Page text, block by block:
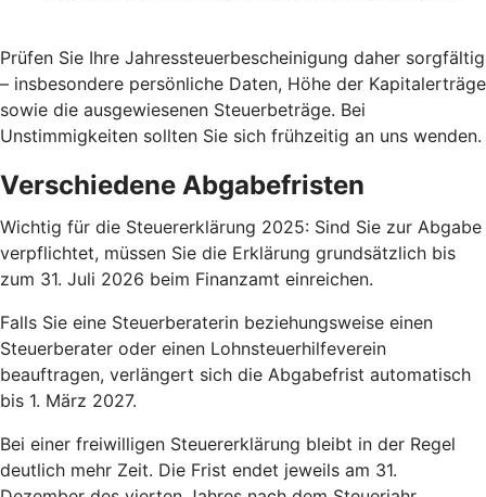
Prüfen Sie Ihre Jahressteuerbescheinigung daher sorgfältig
– insbesondere persönliche Daten, Höhe der Kapitalerträge
sowie die ausgewiesenen Steuerbeträge. Bei
Unstimmigkeiten sollten Sie sich frühzeitig an uns wenden.
Verschiedene Abgabefristen
Wichtig für die Steuererklärung 2025: Sind Sie zur Abgabe
verpflichtet, müssen Sie die Erklärung grundsätzlich bis
zum 31. Juli 2026 beim Finanzamt einreichen.
Falls Sie eine Steuerberaterin beziehungsweise einen
Steuerberater oder einen Lohnsteuerhilfeverein
beauftragen, verlängert sich die Abgabefrist automatisch
bis 1. März 2027.
Bei einer freiwilligen Steuererklärung bleibt in der Regel
deutlich mehr Zeit. Die Frist endet jeweils am 31.